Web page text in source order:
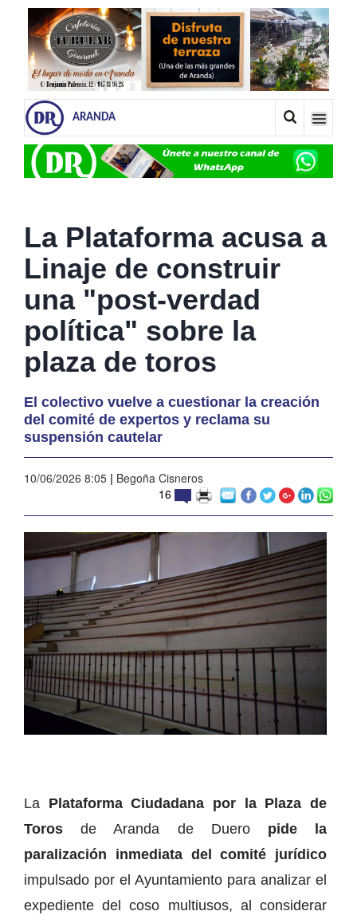
ARANDA
La Plataforma acusa a
Linaje de construir
una "post-verdad
política" sobre la
plaza de toros
El colectivo vuelve a cuestionar la creación
del comité de expertos y reclama su
suspensión cautelar
10/06/2026 8:05 | Begoña Cisneros
16
La Plataforma Ciudadana por la Plaza de
Toros de Aranda de Duero pide la
paralización inmediata del comité jurídico
impulsado por el Ayuntamiento para analizar el
expediente del coso multiusos, al considerar